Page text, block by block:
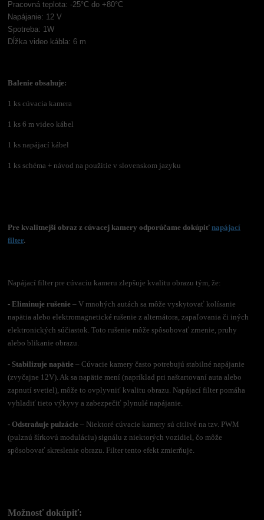
Pracovná teplota: -25°C do +80°C
Napájanie: 12 V
Spotreba: 1W
Dĺžka video kábla: 6 m
Balenie obsahuje:
1 ks cúvacia kamera
1 ks 6 m video kábel
1 ks napájací kábel
1 ks schéma + návod na použitie v slovenskom jazyku
Pre kvalitnejší obraz z cúvacej kamery odporúčame dokúpiťnapájací
filter.
Napájací filter pre cúvaciu kameru zlepšuje kvalitu obrazu tým, že:
- Eliminuje rušenie – V mnohých autách sa môže vyskytovať kolísanie
napätia alebo elektromagnetické rušenie z alternátora, zapaľovania či iných
elektronických súčiastok. Toto rušenie môže spôsobovať zrnenie, pruhy
alebo blikanie obrazu.
- Stabilizuje napätie – Cúvacie kamery často potrebujú stabilné napájanie
(zvyčajne 12V). Ak sa napätie mení (napríklad pri naštartovaní auta alebo
zapnutí svetiel), môže to ovplyvniť kvalitu obrazu. Napájací filter pomáha
vyhladiť tieto výkyvy a zabezpečiť plynulé napájanie.
- Odstraňuje pulzácie – Niektoré cúvacie kamery sú citlivé na tzv. PWM
(pulznú šírkovú moduláciu) signálu z niektorých vozidiel, čo môže
spôsobovať skreslenie obrazu. Filter tento efekt zmierňuje.
Možnosť dokúpiť: